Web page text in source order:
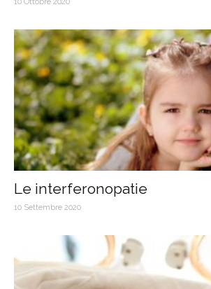
10 Ottobre 2020
Le interferonopatie
10 Settembre 2020